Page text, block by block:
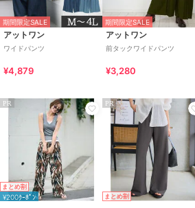
期間限定SALE
アットワン
ワイドパンツ
¥4,879
期間限定SALE
アットワン
前タックワイドパンツ
¥3,280
PR
まとめ割
¥200ｸｰﾎﾟﾝ
PR
まとめ割